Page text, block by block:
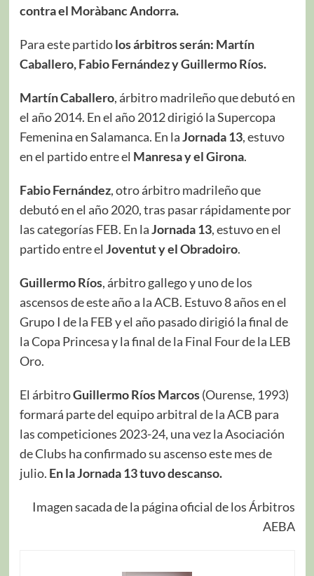
contra el Moràbanc Andorra.
Para este partidolos árbitros serán: Martín
Caballero, Fabio Fernández y Guillermo Ríos.
Martín Caballero, árbitro madrileño que debutó en
el año 2014. En el año 2012 dirigió la Supercopa
Femenina en Salamanca. En laJornada 13, estuvo
en el partido entre el Manresa y el Girona.
Fabio Fernández, otro árbitro madrileño que
debutó en el año 2020, tras pasar rápidamente por
las categorías FEB. En laJornada 13, estuvo en el
partido entre el Joventut y el Obradoiro.
Guillermo Ríos, árbitro gallego y uno de los
ascensos de este año a la ACB. Estuvo 8 años en el
Grupo I de la FEB y el año pasado dirigió la final de
la Copa Princesa y la final de la Final Four de la LEB
Oro.
El árbitroGuillermo Ríos Marcos(Ourense, 1993)
formará parte del equipo arbitral de la ACB para
las competiciones 2023-24, una vez la Asociación
de Clubs ha confirmado su ascenso este mes de
julio. En la Jornada 13 tuvo descanso.
Imagen sacada de la página oficial de los Árbitros
AEBA